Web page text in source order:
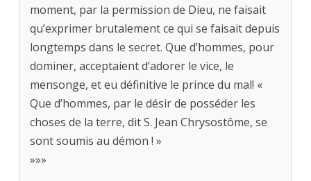
moment, par la permission de Dieu, ne faisait
qu’exprimer brutalement ce qui se faisait depuis
longtemps dans le secret. Que d’hommes, pour
dominer, acceptaient d’adorer le vice, le
mensonge, et eu définitive le prince du mal! «
Que d’hommes, par le désir de posséder les
choses de la terre, dit S. Jean Chrysostôme, se
sont soumis au démon ! »
»»»